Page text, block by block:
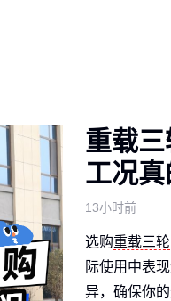
重载
工况真
13小时前
选购重载三轮
际使用中表
异，确保你